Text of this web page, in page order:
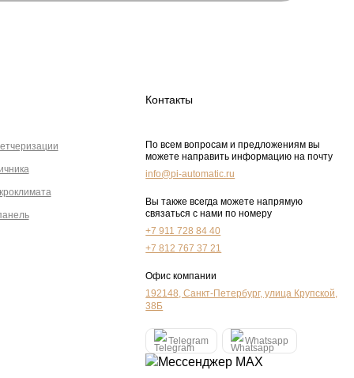
Контакты
По всем вопросам и предложениям вы
можете направить информацию на почту
info@pi-automatic.ru
Вы также всегда можете напрямую
связаться с нами по номеру
+7 911 728 84 40
+7 812 767 37 21
Офис компании
192148, Санкт-Петербург, улица Крупской,
38Б
Telegram Whatsapp